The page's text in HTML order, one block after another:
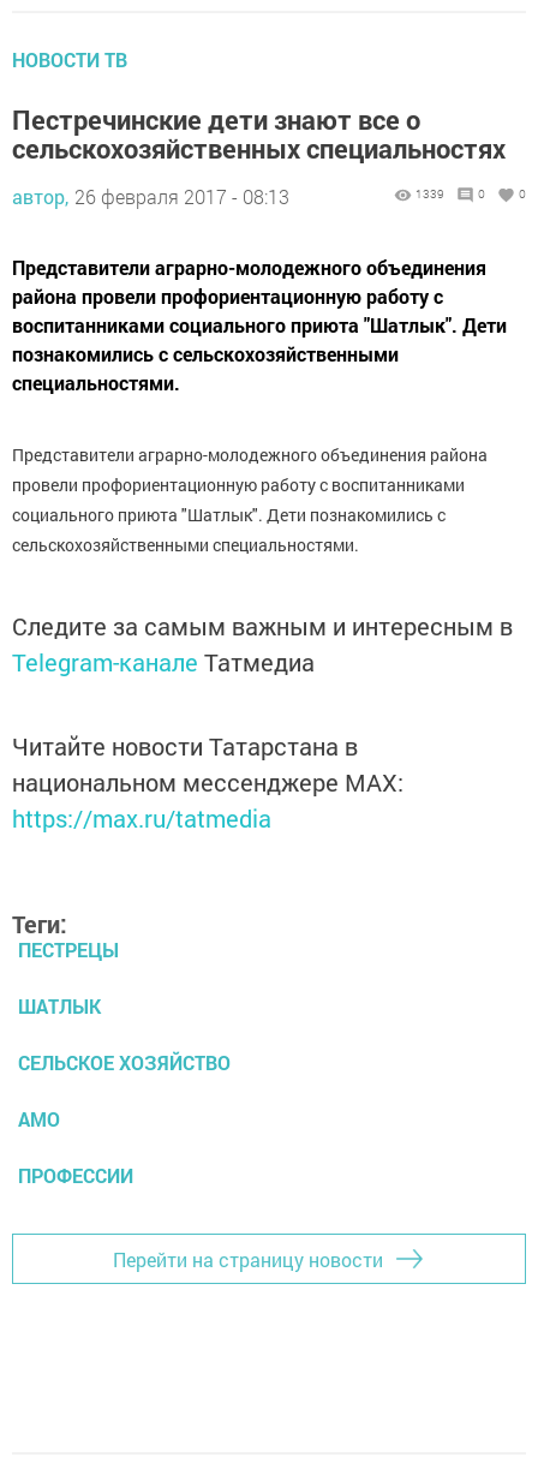
НОВОСТИ ТВ
Пестречинские дети знают все о
сельскохозяйственных специальностях
автор, 26 февраля 2017 - 08:13 1339 0 0
Представители аграрно-молодежного объединения
района провели профориентационную работу с
воспитанниками социального приюта "Шатлык". Дети
познакомились с сельскохозяйственными
специальностями.
Представители аграрно-молодежного объединения района
провели профориентационную работу с воспитанниками
социального приюта "Шатлык". Дети познакомились с
сельскохозяйственными специальностями.
Следите за самым важным и интересным в
Telegram-канале Татмедиа
Читайте новости Татарстана в
национальном мессенджере MАХ:
https://max.ru/tatmedia
Теги:
ПЕСТРЕЦЫ
ШАТЛЫК
СЕЛЬСКОЕ ХОЗЯЙСТВО
АМО
ПРОФЕССИИ
Перейти на страницу новости